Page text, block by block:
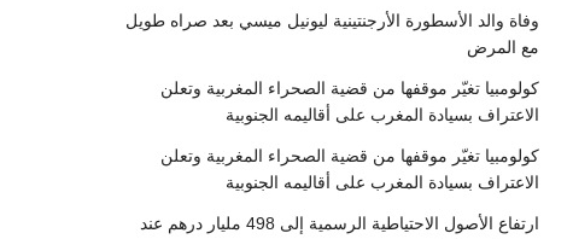
وفاة والد الأسطورة الأرجنتينية ليونيل ميسي بعد صراه طويل
مع المرض
كولومبيا تغيّر موقفها من قضية الصحراء المغربية وتعلن
الاعتراف بسيادة المغرب على أقاليمه الجنوبية
كولومبيا تغيّر موقفها من قضية الصحراء المغربية وتعلن
الاعتراف بسيادة المغرب على أقاليمه الجنوبية
ارتفاع الأصول الاحتياطية الرسمية إلى 498 مليار درهم عند